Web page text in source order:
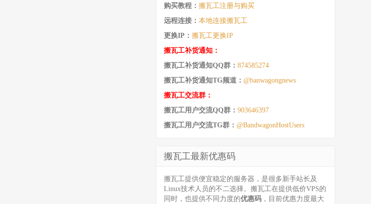
购买教程： 搬瓦工注册与购买
远程连接： 本地连接搬瓦工
更换IP： 搬瓦工更换IP
搬瓦工补货通知：
搬瓦工补货通知QQ群： 874585274
搬瓦工补货通知TG频道： @banwagongnews
搬瓦工交流群：
搬瓦工用户交流QQ群： 903646397
搬瓦工用户交流TG群： @BandwagonHostUsers
搬瓦工最新优惠码
搬瓦工提供便宜稳定的服务器，是很多新手站长及
Linux技术人员的不二选择。搬瓦工在提供低价VPS的
同时，也提供不同力度的优惠码 ，目前优惠力度最大